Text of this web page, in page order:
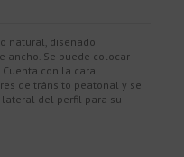
natural, diseñado
ancho. Se puede colocar
con la cara
de tránsito peatonal y se
del perfil para su